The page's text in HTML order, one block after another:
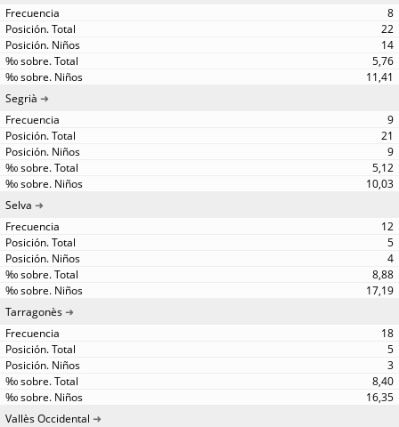
8
22
14
5,76
11,41
Segrià
9
21
9
5,12
10,03
Selva
12
5
4
8,88
17,19
Tarragonès
18
5
3
8,40
16,35
Vallès Occidental